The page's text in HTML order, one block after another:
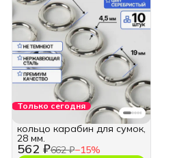
Только сегодня
562 ₽662 ₽−15%
кольцо карабин для сумок,
28 мм.